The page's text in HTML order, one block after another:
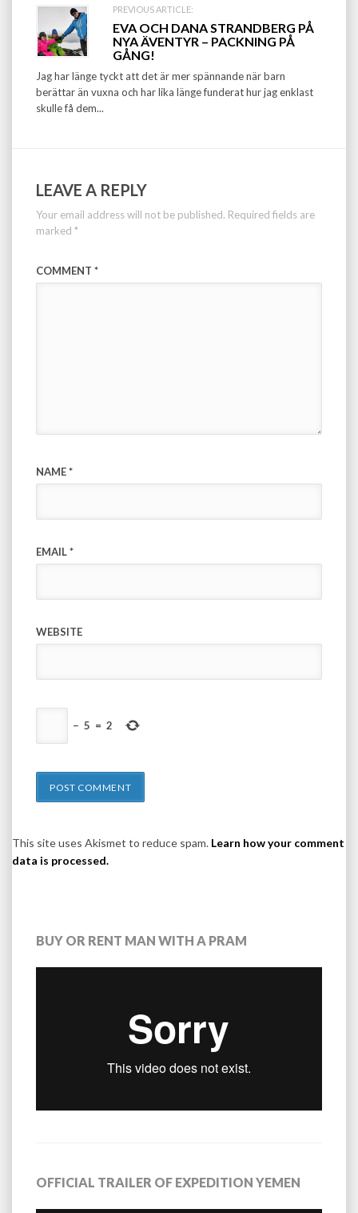
PREVIOUS ARTICLE:
EVA OCH DANA STRANDBERG PÅ
NYA ÄVENTYR – PACKNING PÅ
GÅNG!
Jag har länge tyckt att det är mer spännande när barn
berättar än vuxna och har lika länge funderat hur jag enklast
skulle få dem...
LEAVE A REPLY
Your email address will not be published. Required fields are
marked *
COMMENT *
NAME*
EMAIL*
WEBSITE
− 5 = 2
This site uses Akismet to reduce spam. Learn how your comment
data is processed.
BUY OR RENT MAN WITH A PRAM
OFFICIAL TRAILER OF EXPEDITION YEMEN